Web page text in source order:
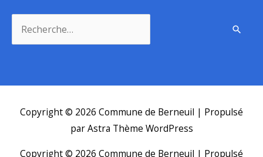
Copyright © 2026 Commune de Berneuil | Propulsé
parAstra Thème WordPress
Copyright © 2026 Commune de Berneuil | Propulsé